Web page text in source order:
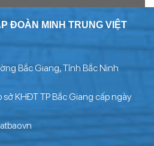
ĐOÀN MINH TRUNG VIỆT
Bắc Giang, Tỉnh Bắc Ninh
KHĐT TP Bắc Giang cấp ngày